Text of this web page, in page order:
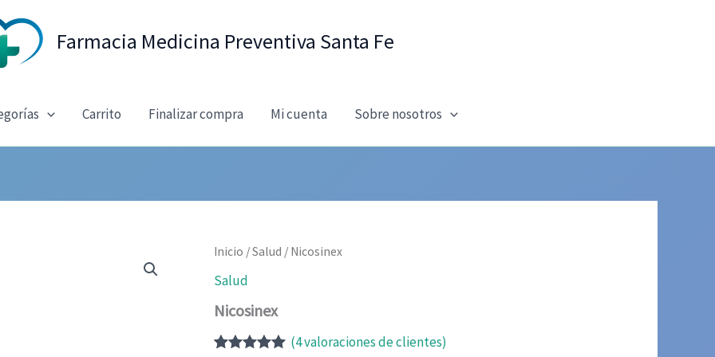
Farmacia Medicina Preventiva Santa Fe
Carrito Finalizar compra Mi cuenta Sobre nosotros
Inicio /Salud / Nicosinex
Salud
Nicosinex
(4valoraciones de clientes)